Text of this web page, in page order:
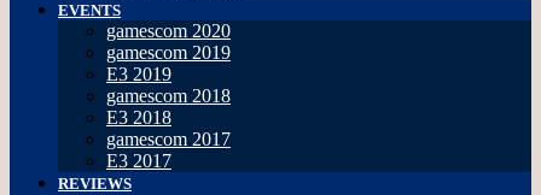
EVENTS
gamescom 2020
gamescom 2019
E3 2019
gamescom 2018
E3 2018
gamescom 2017
E3 2017
REVIEWS